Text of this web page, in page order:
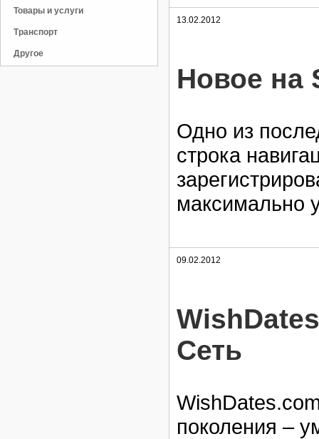
Товары и услуги
Транспорт
Другое
13.02.2012
Новое на
Одно из
строка
максимально
09.02.2012
Сеть
поколения –